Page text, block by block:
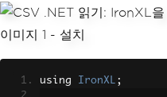
using IronXL ;